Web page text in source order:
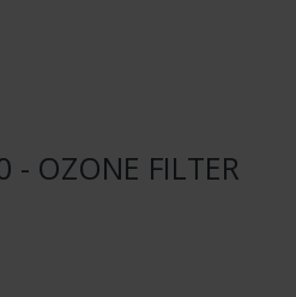
- OZONE FILTER